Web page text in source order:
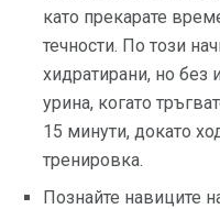
като прекарате
течности. По този
хидратирани, но без
урина, когато
15 минути, докато
тренировка.
Познайте навиците